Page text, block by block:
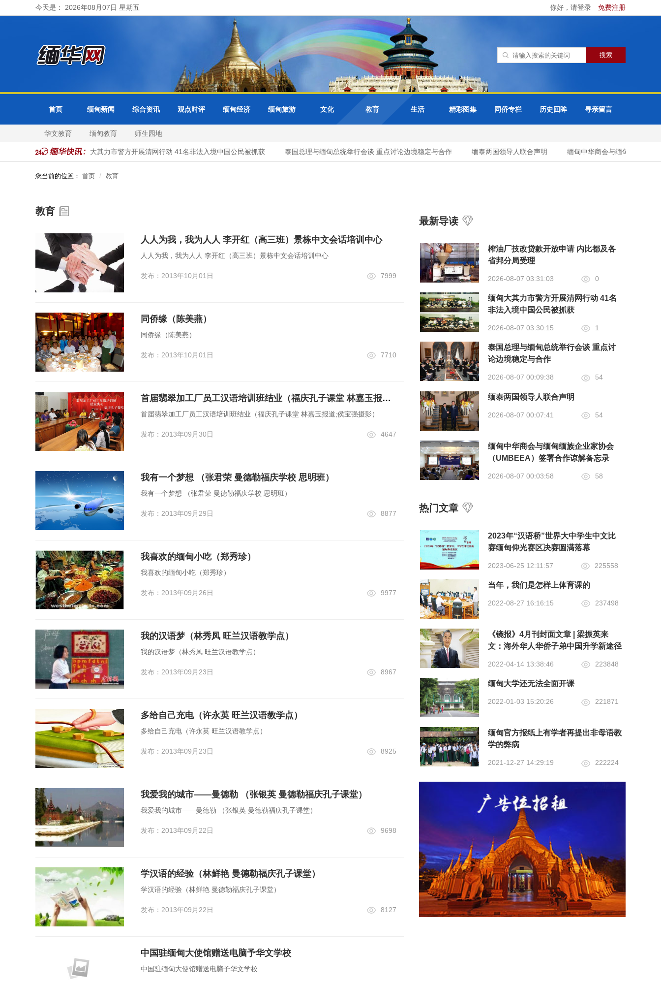
今天是： 2026年08月07日 星期五 你好，请登录 免费注册
首页 缅甸新闻 综合资讯 观点时评 缅甸经济 缅甸旅游 文化 教育 生活 精彩图集 同侨专栏 历史回眸 寻亲留言
华文教育 缅甸教育 师生园地
省邦分局受理 缅甸大其力市警方开展清网行动 41名非法入境中国公民被抓获 泰国总理与缅甸总统举行会谈 重点讨论边境稳定与合作 缅泰两国领导人联合声明 缅甸中华商会与缅甸缅族企业家
您当前的位置： 首页 教育
教育
人人为我，我为人人 李开红（高三班）景栋中文会话培训中心
人人为我，我为人人 李开红（高三班）景栋中文会话培训中心
发布：2013年10月01日 7999
同侨缘（陈美燕）
同侨缘（陈美燕）
发布：2013年10月01日 7710
首届翡翠加工厂员工汉语培训班结业（福庆孔子课堂 林嘉玉报道;侯宝强摄影）
首届翡翠加工厂员工汉语培训班结业（福庆孔子课堂 林嘉玉报道;侯宝强摄影）
发布：2013年09月30日 4647
我有一个梦想 （张君荣 曼德勒福庆学校 思明班）
我有一个梦想 （张君荣 曼德勒福庆学校 思明班）
发布：2013年09月29日 8877
我喜欢的缅甸小吃（郑秀珍）
我喜欢的缅甸小吃（郑秀珍）
发布：2013年09月26日 9977
我的汉语梦（林秀凤 旺兰汉语教学点）
我的汉语梦（林秀凤 旺兰汉语教学点）
发布：2013年09月23日 8967
多给自己充电（许永英 旺兰汉语教学点）
多给自己充电（许永英 旺兰汉语教学点）
发布：2013年09月23日 8925
我爱我的城市——曼德勒 （张银英 曼德勒福庆孔子课堂）
我爱我的城市——曼德勒 （张银英 曼德勒福庆孔子课堂）
发布：2013年09月22日 9698
学汉语的经验（林鲜艳 曼德勒福庆孔子课堂）
学汉语的经验（林鲜艳 曼德勒福庆孔子课堂）
发布：2013年09月22日 8127
中国驻缅甸大使馆赠送电脑予华文学校
中国驻缅甸大使馆赠送电脑予华文学校
最新导读
榨油厂技改贷款开放申请 内比都及各
省邦分局受理
2026-08-07 03:31:03 0
缅甸大其力市警方开展清网行动 41名
非法入境中国公民被抓获
2026-08-07 03:30:15 1
泰国总理与缅甸总统举行会谈 重点讨
论边境稳定与合作
2026-08-07 00:09:38 54
缅泰两国领导人联合声明
2026-08-07 00:07:41 54
缅甸中华商会与缅甸缅族企业家协会
（UMBEEA）签署合作谅解备忘录
2026-08-07 00:03:58 58
热门文章
2023年“汉语桥”世界大中学生中文比
赛缅甸仰光赛区决赛圆满落幕
2023-06-25 12:11:57 225558
当年，我们是怎样上体育课的
2022-08-27 16:16:15 237498
《镜报》4月刊封面文章 | 梁振英来
文：海外华人华侨子弟中国升学新途径
2022-04-14 13:38:46 223848
缅甸大学还无法全面开课
2022-01-03 15:20:26 221871
缅甸官方报纸上有学者再提出非母语教
学的弊病
2021-12-27 14:29:19 222224